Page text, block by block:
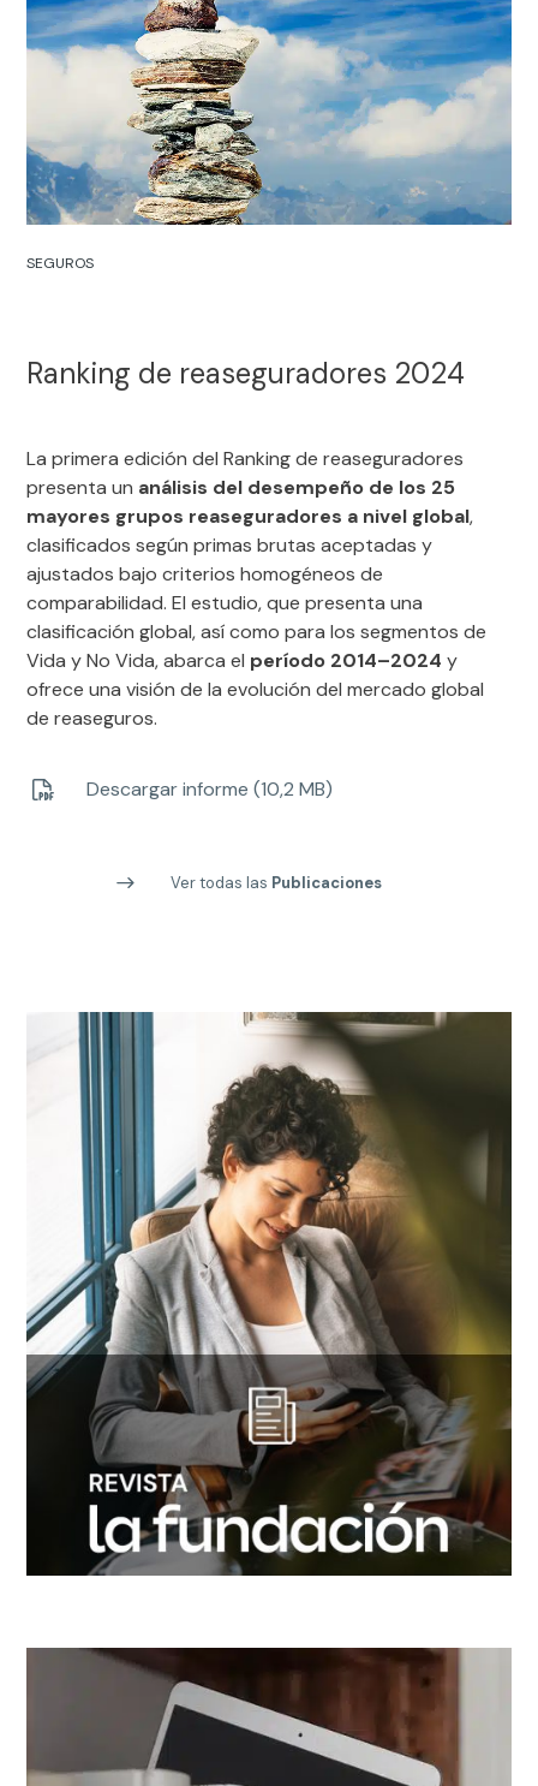
SEGUROS
Ranking de reaseguradores 2024
La primera edición del Ranking de reaseguradores
presenta un análisis del desempeño de los 25
mayores grupos reaseguradores a nivel global,
clasificados según primas brutas aceptadas y
ajustados bajo criterios homogéneos de
comparabilidad. El estudio, que presenta una
clasificación global, así como para los segmentos de
Vida y No Vida, abarca el período 2014–2024 y
ofrece una visión de la evolución del mercado global
de reaseguros.
Descargar informe (10,2 MB)
Ver todas las Publicaciones